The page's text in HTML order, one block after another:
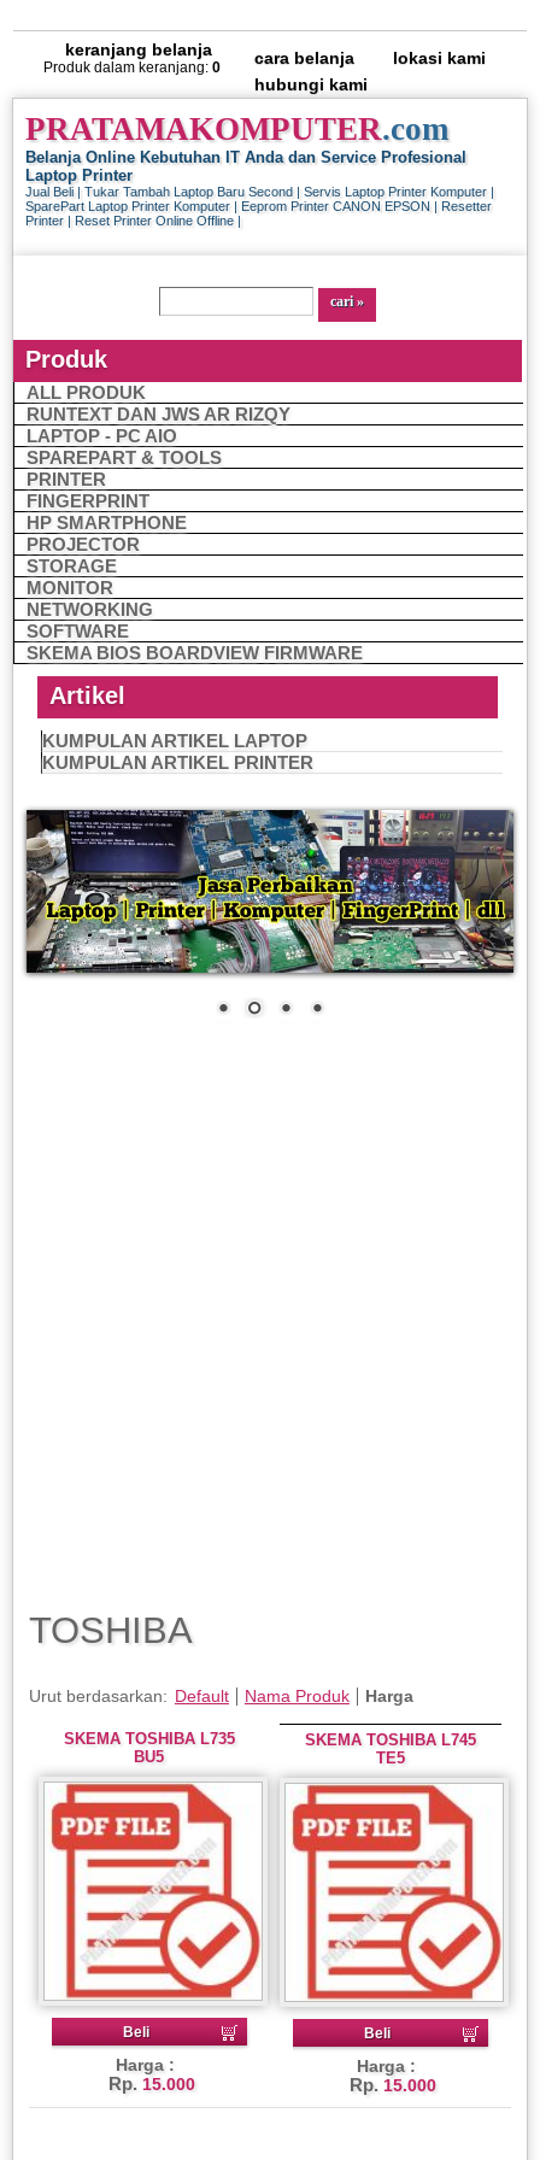
keranjang belanja
Produk dalam keranjang:0 cara belanja
lokasi kami
hubungi kami
PRATAMAKOMPUTER.com
Belanja Online Kebutuhan IT Anda dan Service Profesional
Laptop Printer
Jual Beli | Tukar Tambah Laptop Baru Second | Servis Laptop Printer Komputer |
SparePart Laptop Printer Komputer | Eeprom Printer CANON EPSON | Resetter
Printer | Reset Printer Online Offline |
Produk
ALL PRODUK
RUNTEXT DAN JWS AR RIZQY
LAPTOP - PC AIO
SPAREPART & TOOLS
PRINTER
FINGERPRINT
HP SMARTPHONE
PROJECTOR
STORAGE
MONITOR
NETWORKING
SOFTWARE
SKEMA BIOS BOARDVIEW FIRMWARE
Artikel
KUMPULAN ARTIKEL LAPTOP
KUMPULAN ARTIKEL PRINTER
TOSHIBA
Urut berdasarkan: Default Nama Produk Harga
SKEMA TOSHIBA L735
BU5
Beli
Harga :
Rp. 15.000
SKEMA TOSHIBA L745
TE5
Beli
Harga :
Rp. 15.000